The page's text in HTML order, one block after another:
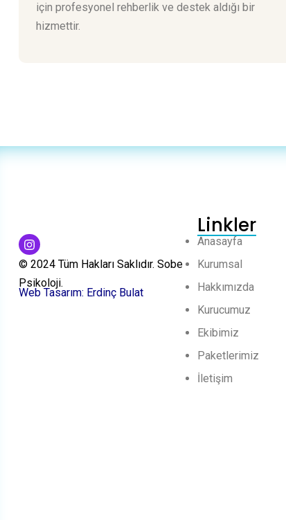
için profesyonel rehberlik ve destek aldığı bir
hizmettir.
© 2024 Tüm Hakları Saklıdır. Sobe
Psikoloji.
Web Tasarım: Erdinç Bulat
Linkler
Anasayfa
Kurumsal
Hakkımızda
Kurucumuz
Ekibimiz
Paketlerimiz
İletişim